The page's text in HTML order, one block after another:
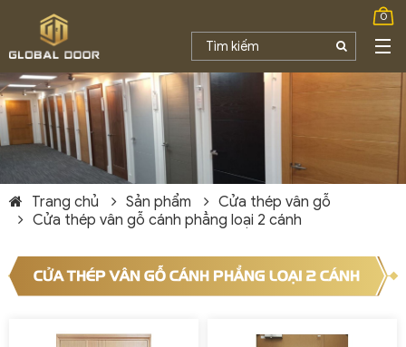
0
Trang chủ Sản phẩm
Cửa thép vân gỗ
Cửa thép vân gỗ cánh phẳng loại 2 cánh
CỬA THÉP VÂN GỖ CÁNH PHẲNG LOẠI 2 CÁNH